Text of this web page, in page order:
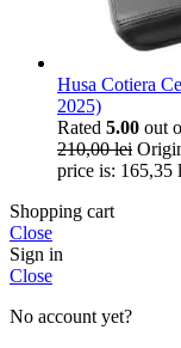
Husa Cotiera
2025)
Rated 5.00 out
210,00lei
price is: 165,35
Shopping cart
Close
Sign in
Close
No account yet?